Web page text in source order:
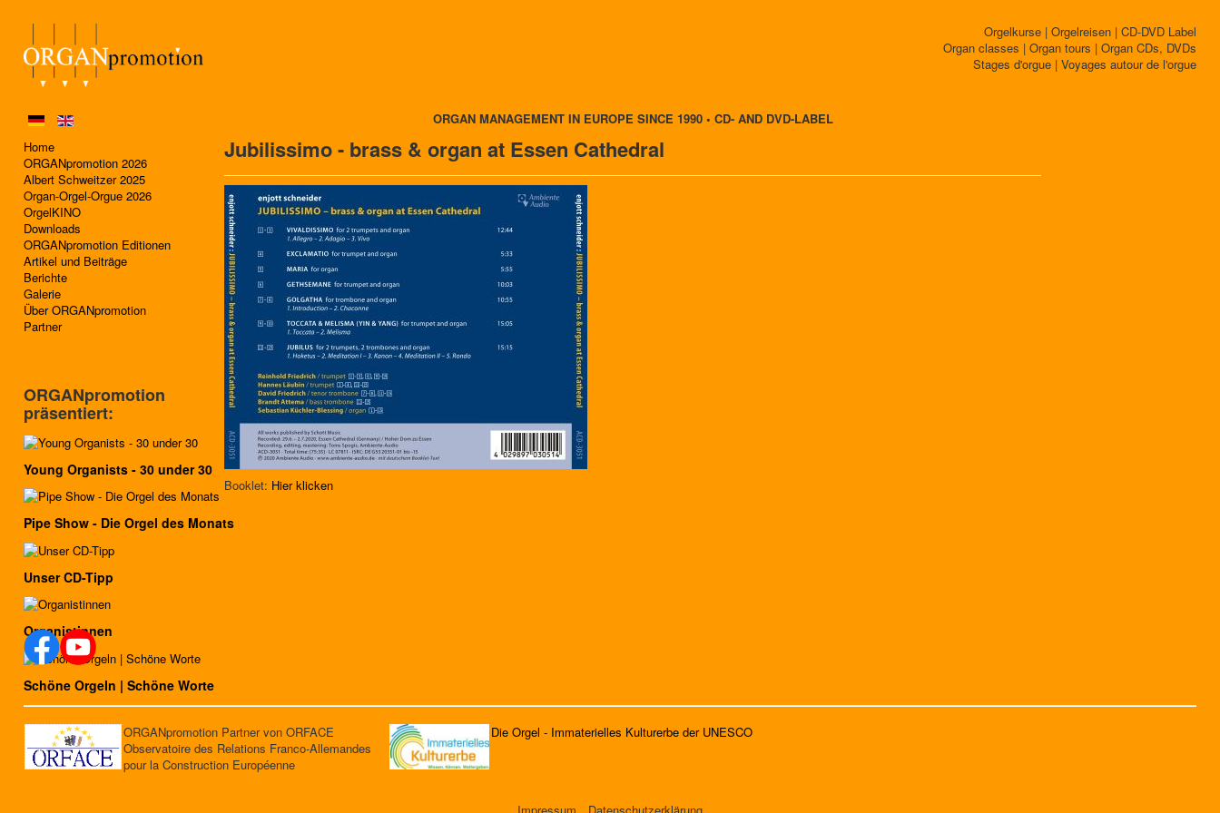
Orgelkurse | Orgelreisen | CD-DVD Label
Organ classes | Organ tours | Organ CDs, DVDs
Stages d'orgue | Voyages autour de l'orgue
Home
ORGANpromotion 2026
Albert Schweitzer 2025
Organ-Orgel-Orgue 2026
OrgelKINO
Downloads
ORGANpromotion Editionen
Artikel und Beiträge
Berichte
Galerie
Über ORGANpromotion
Partner
ORGAN MANAGEMENT IN EUROPE SINCE 1990 • CD- AND DVD-LABEL
Jubilissimo - brass & organ at Essen Cathedral
Booklet: Hier klicken
ORGANpromotion
präsentiert:
Young Organists - 30 under 30
Pipe Show - Die Orgel des Monats
Unser CD-Tipp
Organistinnen
Schöne Orgeln | Schöne Worte
ORGANpromotion Partner von ORFACE
Observatoire des Relations Franco-Allemandes
pour la Construction Européenne
Die Orgel - Immaterielles Kulturerbe der UNESCO